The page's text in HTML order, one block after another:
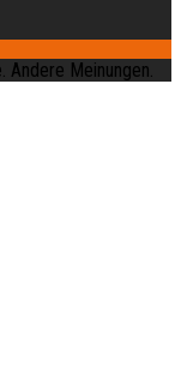
Andere Meinungen.